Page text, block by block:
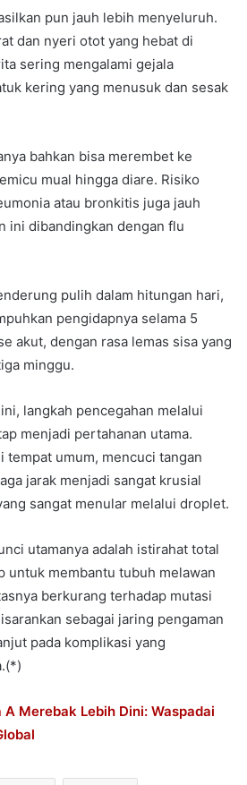
pun jauh lebih menyeluruh.
dan nyeri otot yang hebat di
sering mengalami gejala
kering yang menusuk dan sesak
bahkan bisa merembet ke
mual hingga diare. Risiko
atau bronkitis juga jauh
ini dibandingkan dengan flu
pulih dalam hitungan hari,
pengidapnya selama 5
akut, dengan rasa lemas sisa yang
minggu.
langkah pencegahan melalui
menjadi pertahanan utama.
tempat umum, mencuci tangan
jarak menjadi sangat krusial
sangat menular melalui droplet.
utamanya adalah istirahat total
untuk membantu tubuh melawan
berkurang terhadap mutasi
sebagai jaring pengaman
pada komplikasi yang
A Merebak Lebih Dini: Waspadai